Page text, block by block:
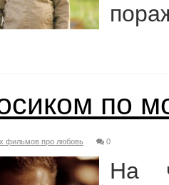
по
фильмов про любовь 0
На